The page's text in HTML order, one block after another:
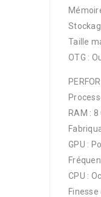
Taille
OTG :
RAM : 8
GPU :
CPU :